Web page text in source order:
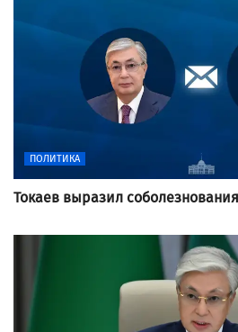
ПОЛИТИКА
Токаев выразил